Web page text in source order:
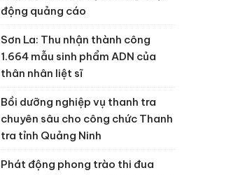
động quảng cáo
Sơn La: Thu nhận thành công
1.664 mẫu sinh phẩm ADN của
thân nhân liệt sĩ
Bồi dưỡng nghiệp vụ thanh tra
chuyên sâu cho công chức Thanh
tra tỉnh Quảng Ninh
Phát động phong trào thi đua